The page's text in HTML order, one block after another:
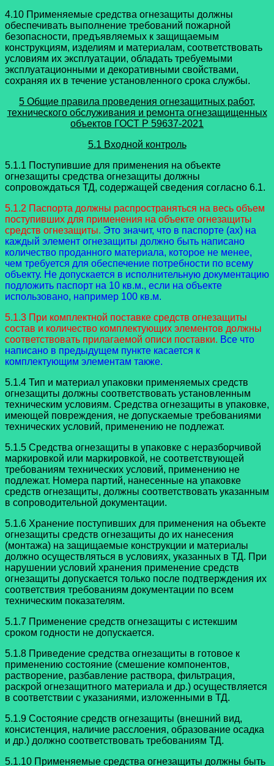
4.10 Применяемые средства огнезащиты должны
обеспечивать выполнение требований пожарной
безопасности, предъявляемых к защищаемым
конструкциям, изделиям и материалам, соответствовать
условиям их эксплуатации, обладать требуемыми
эксплуатационными и декоративными свойствами,
сохраняя их в течение установленного срока службы.
5 Общие правила проведения огнезащитных работ,
технического обслуживания и ремонта огнезащищенных
объектов ГОСТ Р 59637-2021
5.1 Входной контроль
5.1.1 Поступившие для применения на объекте
огнезащиты средства огнезащиты должны
сопровождаться ТД, содержащей сведения согласно 6.1.
5.1.2 Паспорта должны распространяться на весь объем
поступивших для применения на объекте огнезащиты
средств огнезащиты. Это значит, что в паспорте (ах) на
каждый элемент огнезащиты должно быть написано
количество проданного материала, которое не менее,
чем требуется для обеспечение потребности по всему
объекту. Не допускается в исполнительную документацию
подложить паспорт на 10 кв.м., если на объекте
использовано, например 100 кв.м.
5.1.3 При комплектной поставке средств огнезащиты
состав и количество комплектующих элементов должны
соответствовать прилагаемой описи поставки. Все что
написано в предыдущем пункте касается к
комплектующим элементам также.
5.1.4 Тип и материал упаковки применяемых средств
огнезащиты должны соответствовать установленным
техническим условиям. Средства огнезащиты в упаковке,
имеющей повреждения, не допускаемые требованиями
технических условий, применению не подлежат.
5.1.5 Средства огнезащиты в упаковке с неразборчивой
маркировкой или маркировкой, не соответствующей
требованиям технических условий, применению не
подлежат. Номера партий, нанесенные на упаковке
средств огнезащиты, должны соответствовать указанным
в сопроводительной документации.
5.1.6 Хранение поступивших для применения на объекте
огнезащиты средств огнезащиты до их нанесения
(монтажа) на защищаемые конструкции и материалы
должно осуществляться в условиях, указанных в ТД. При
нарушении условий хранения применение средств
огнезащиты допускается только после подтверждения их
соответствия требованиям документации по всем
техническим показателям.
5.1.7 Применение средств огнезащиты с истекшим
сроком годности не допускается.
5.1.8 Приведение средства огнезащиты в готовое к
применению состояние (смешение компонентов,
растворение, разбавление раствора, фильтрация,
раскрой огнезащитного материала и др.) осуществляется
в соответствии с указаниями, изложенными в ТД.
5.1.9 Состояние средств огнезащиты (внешний вид,
консистенция, наличие расслоения, образование осадка
и др.) должно соответствовать требованиям ТД.
5.1.10 Применяемые средства огнезащиты должны быть